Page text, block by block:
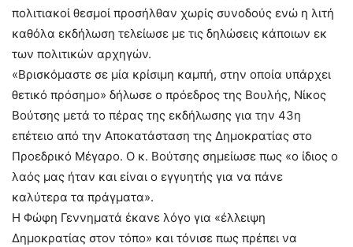
πολιτιακοί θεσμοί προσήλθαν χωρίς συνοδούς ενώ η λιτή
καθόλα εκδήλωση τελείωσε με τις δηλώσεις κάποιων εκ
των πολιτικών αρχηγών.
«Βρισκόμαστε σε μία κρίσιμη καμπή, στην οποία υπάρχει
θετικό πρόσημο» δήλωσε ο πρόεδρος της Βουλής, Νίκος
Βούτσης μετά το πέρας της εκδήλωσης για την 43η
επέτειο από την Αποκατάσταση της Δημοκρατίας στο
Προεδρικό Μέγαρο. Ο κ. Βούτσης σημείωσε πως «ο ίδιος ο
λαός μας ήταν και είναι ο εγγυητής για να πάνε
καλύτερα τα πράγματα».
Η Φώφη Γεννηματά έκανε λόγο για «έλλειψη
Δημοκρατίας στον τόπο» και τόνισε πως πρέπει να